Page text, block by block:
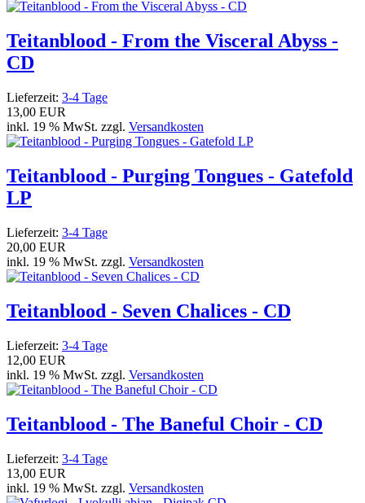
Teitanblood - From the Visceral Abyss -
CD
Lieferzeit: 3-4 Tage
13,00 EUR
inkl. 19 % MwSt. zzgl. Versandkosten
Teitanblood - Purging Tongues - Gatefold
LP
Lieferzeit: 3-4 Tage
20,00 EUR
inkl. 19 % MwSt. zzgl. Versandkosten
Teitanblood - Seven Chalices - CD
Lieferzeit: 3-4 Tage
12,00 EUR
inkl. 19 % MwSt. zzgl. Versandkosten
Teitanblood - The Baneful Choir - CD
Lieferzeit: 3-4 Tage
13,00 EUR
inkl. 19 % MwSt. zzgl. Versandkosten